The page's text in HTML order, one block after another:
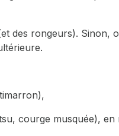
des rongeurs). Sinon,
courge musquée), en